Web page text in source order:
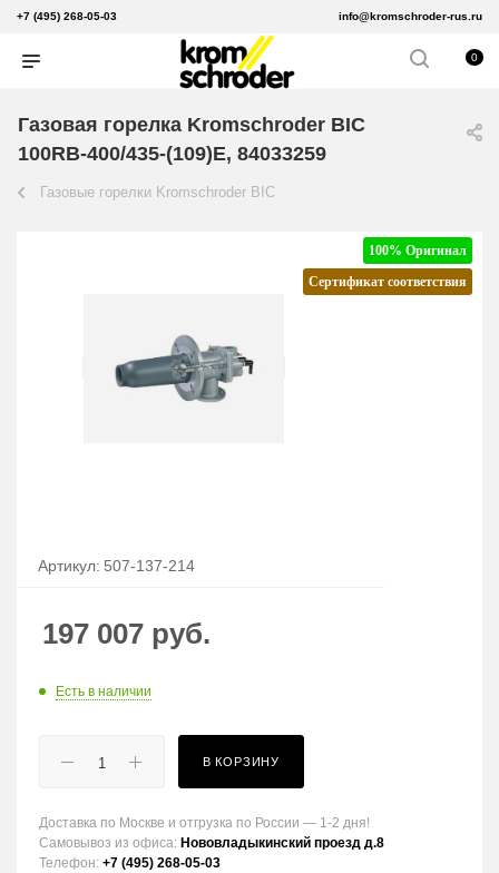
+7 (495) 268-05-03 info@kromschroder-rus.ru
0
Газовая горелка Kromschroder BIC
100RB-400/435-(109)E, 84033259
Газовые горелки Kromschroder BIC
100% Оригинал
Сертификат соответствия
Артикул: 507-137-214
197 007 руб.
Есть в наличии
В КОРЗИНУ
Доставка по Москве и отгрузка по России — 1-2 дня!
Самовывоз из офиса: Нововладыкинский проезд д.8
Телефон: +7 (495) 268-05-03